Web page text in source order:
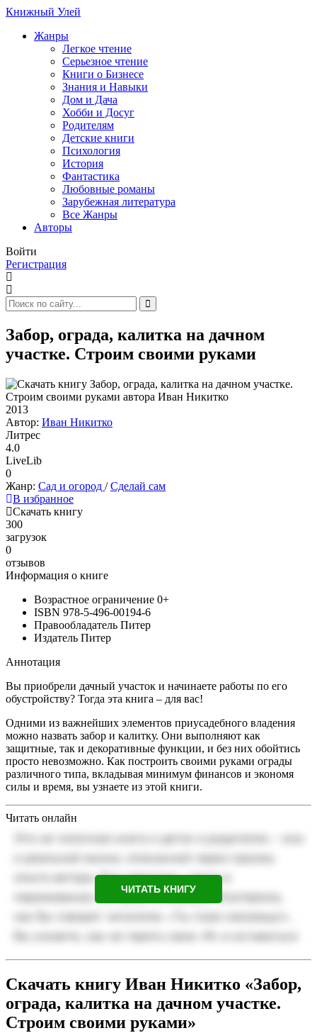
Книжный Улей
Жанры
Легкое чтение
Серьезное чтение
Книги о Бизнесе
Знания и Навыки
Дом и Дача
Хобби и Досуг
Родителям
Детские книги
Психология
История
Фантастика
Любовные романы
Зарубежная литература
Все Жанры
Авторы
Войти
Регистрация
Забор, ограда, калитка на дачном
участке. Строим своими руками
2013
Автор: Иван Никитко
Литрес
4.0
LiveLib
0
Жанр: Сад и огород /Сделай сам
В избранное
Скачать книгу
300
загрузок
0
отзывов
Информация о книге
Возрастное ограничение 0+
ISBN 978-5-496-00194-6
Правообладатель Питер
Издатель Питер
Аннотация
Вы приобрели дачный участок и начинаете работы по его
обустройству? Тогда эта книга – для вас!
Одними из важнейших элементов приусадебного владения
можно назвать забор и калитку. Они выполняют как
защитные, так и декоративные функции, и без них обойтись
просто невозможно. Как построить своими руками ограды
различного типа, вкладывая минимум финансов и экономя
силы и время, вы узнаете из этой книги.
Читать онлайн
ЧИТАТЬ КНИГУ
Скачать книгу Иван Никитко «Забор,
ограда, калитка на дачном участке.
Строим своими руками»